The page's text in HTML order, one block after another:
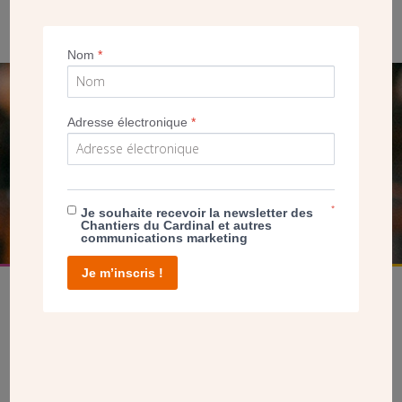
SEUL VOTRE DON
NOUS PERMET D’AGIR
FAIRE UN DON
Nom*
Adresse électronique*
Je souhaite recevoir la newsletter des
Chantiers du Cardinal et autres
communications marketing
*
Je m’inscris !